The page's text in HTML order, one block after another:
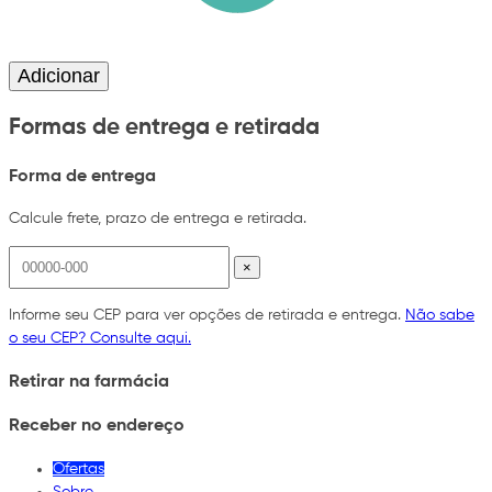
Adicionar
Formas de entrega e retirada
Forma de entrega
Calcule frete, prazo de entrega e retirada.
×
Informe seu CEP para ver opções de retirada e entrega. Não sabe
o seu CEP? Consulte aqui.
Retirar na farmácia
Receber no endereço
Ofertas